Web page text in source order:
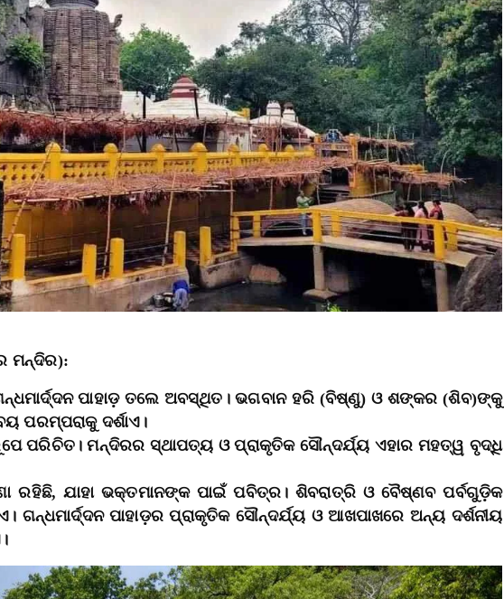
ମନ୍ଦିର):
ପାହାଡ଼ ତଲେ ଅବସ୍ଥିତ। ଭଗବାନ ହରି (ବିଷ୍ଣୁ) ଓ ଶଙ୍କର (ଶିବ)ଙ୍କୁ
ପରମ୍ପରାକୁ ଦର୍ଶାଏ।
ରୂପେ ପରିଚିତ। ମନ୍ଦିରର ସ୍ଥାପତ୍ୟ ଓ ପ୍ରାକୃତିକ ସୌନ୍ଦର୍ଯ୍ୟ ଏହାର ମହତ୍ୱ ବୃଦ୍ଧି
ରହିଛି, ଯାହା ଭକ୍ତମାନଙ୍କ ପାଇଁ ପବିତ୍ର। ଶିବରାତ୍ରି ଓ ବୈଷ୍ଣବ ପର୍ବଗୁଡ଼ିକ
ଗନ୍ଧମାର୍ଦ୍ଦନ ପାହାଡ଼ର ପ୍ରାକୃତିକ ସୌନ୍ଦର୍ଯ୍ୟ ଓ ଆଖପାଖରେ ଅନ୍ୟ ଦର୍ଶନୀୟ